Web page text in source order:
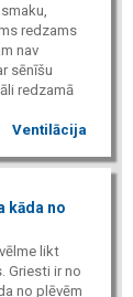
redzams
nav
sēnīšu
redzamā
Ventilācija
kāda no
likt
Griesti ir no
no plēvēm